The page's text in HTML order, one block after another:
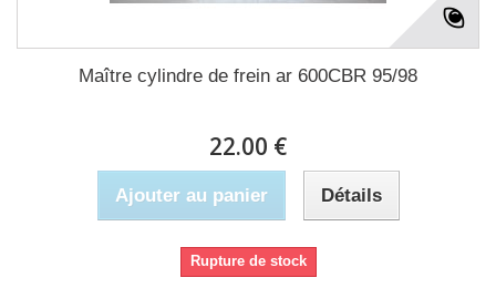
Maître cylindre de frein ar 600CBR 95/98
22.00 €
Ajouter au panier Détails
Rupture de stock